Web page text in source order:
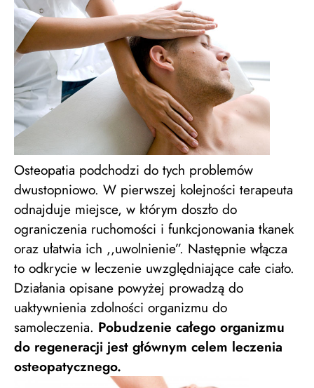
Osteopatia podchodzi do tych problemów
dwustopniowo. W pierwszej kolejności terapeuta
odnajduje miejsce, w którym doszło do
ograniczenia ruchomości i funkcjonowania tkanek
oraz ułatwia ich ,,uwolnienie”. Następnie włącza
to odkrycie w leczenie uwzględniające całe ciało.
Działania opisane powyżej prowadzą do
uaktywnienia zdolności organizmu do
samoleczenia. Pobudzenie całego organizmu
do regeneracji jest głównym celem leczenia
osteopatycznego.